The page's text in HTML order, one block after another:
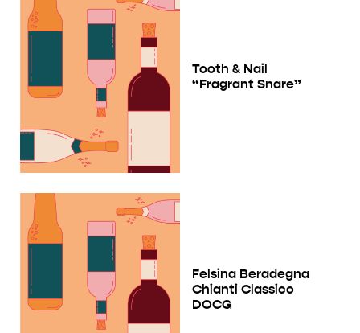
Tooth & Nail
“Fragrant Snare”
Felsina Beradegna
Chianti Classico
DOCG